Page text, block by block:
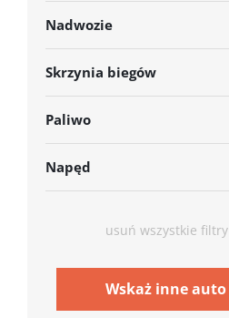
Nadwozie
Skrzynia biegów
Paliwo
Napęd
usuń wszystkie filtry
Wskaż inne auto